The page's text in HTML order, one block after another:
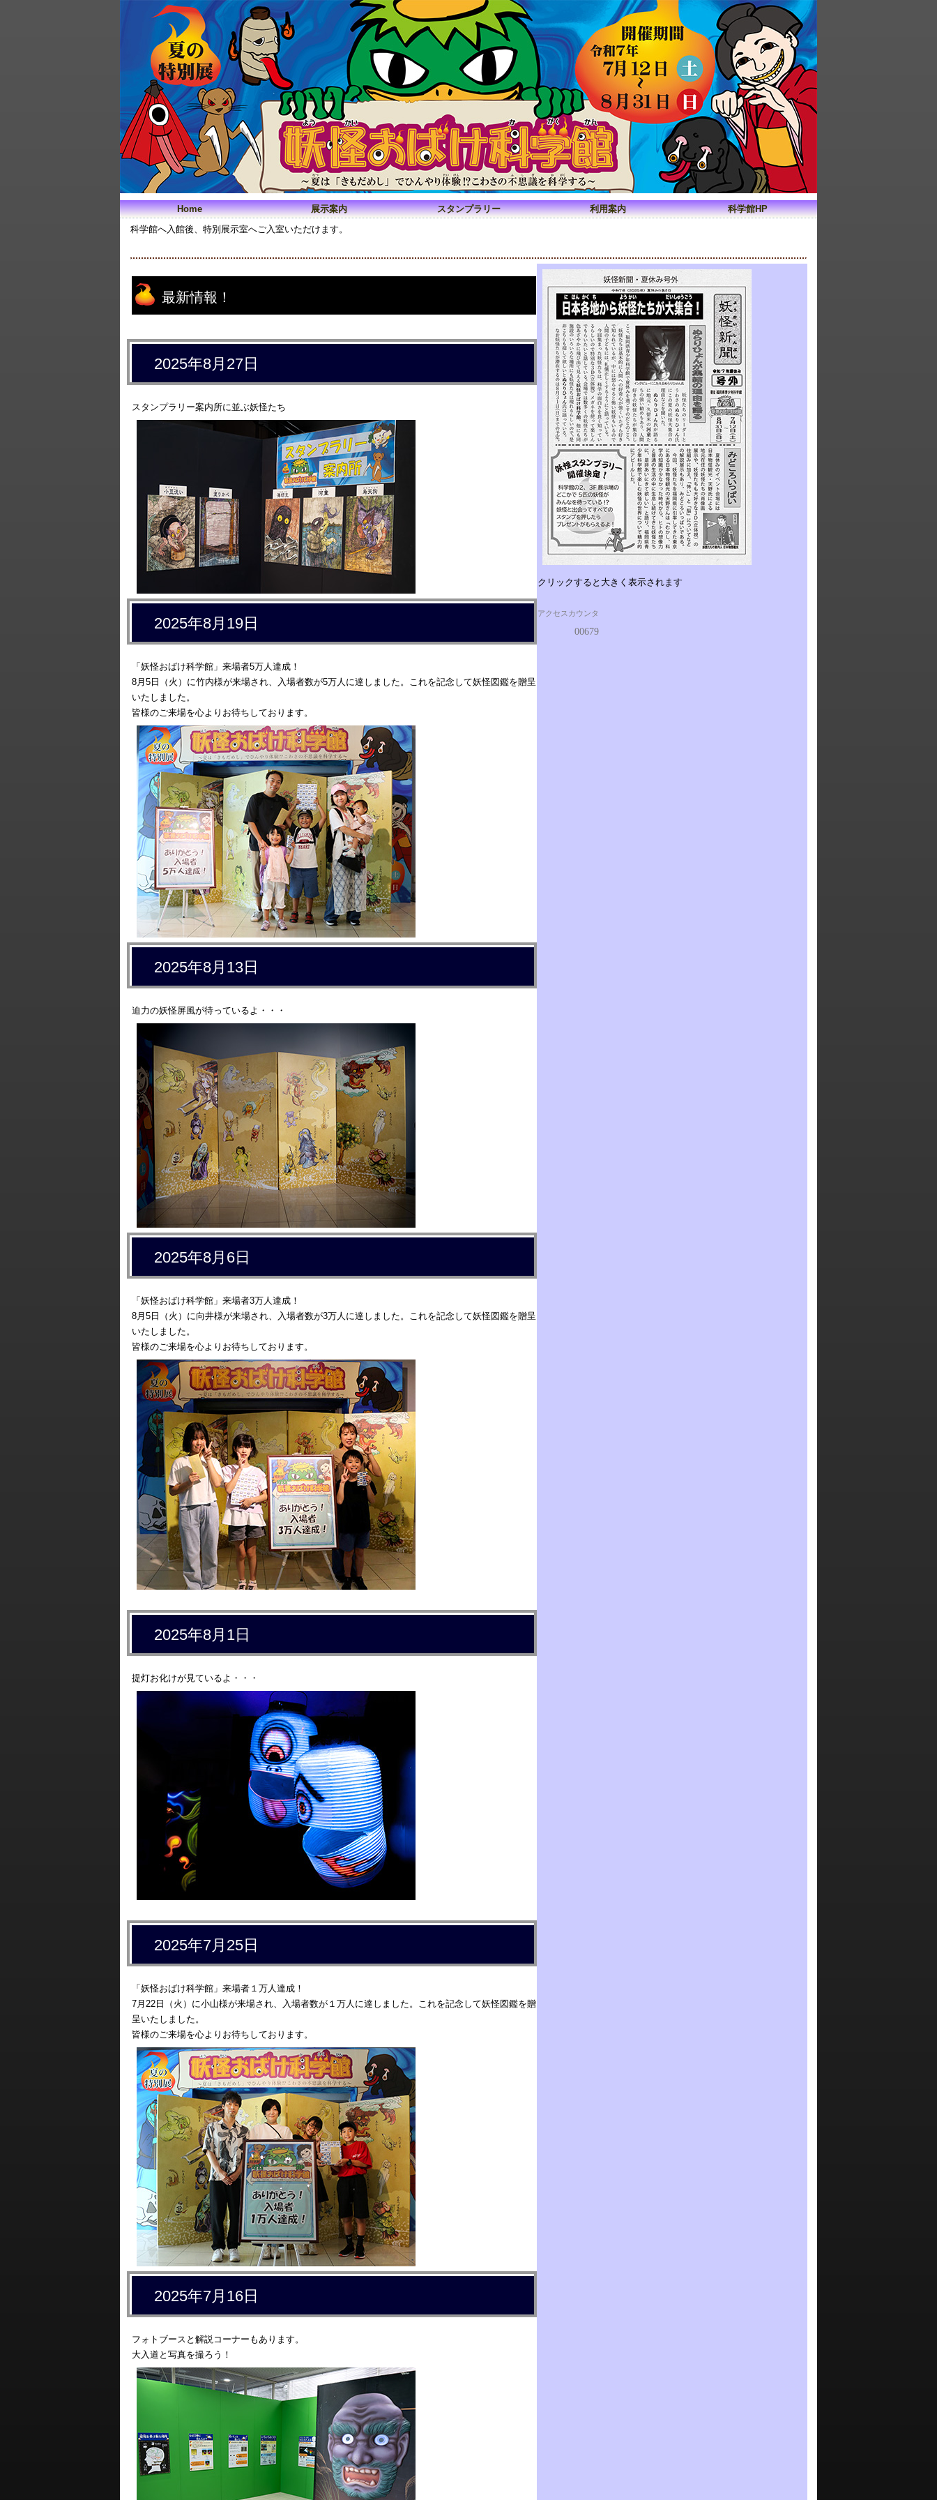
Home 展示案内 スタンプラリー 利用案内
科学館HP
科学館へ入館後、特別展示室へご入室いただけます。
最新情報！
クリックすると大きく表示されます
アクセスカウンタ
2025年8月27日
スタンプラリー案内所に並ぶ妖怪たち
2025年8月19日
「妖怪おばけ科学館」来場者5万人達成！
8月5日（火）に竹内様が来場され、入場者数が5万人に達しました。これを記念して妖怪図鑑を贈呈
いたしました。
皆様のご来場を心よりお待ちしております。
2025年8月13日
迫力の妖怪屏風が待っているよ・・・
2025年8月6日
「妖怪おばけ科学館」来場者3万人達成！
8月5日（火）に向井様が来場され、入場者数が3万人に達しました。これを記念して妖怪図鑑を贈呈
いたしました。
皆様のご来場を心よりお待ちしております。
2025年8月1日
提灯お化けが見ているよ・・・
2025年7月25日
「妖怪おばけ科学館」来場者１万人達成！
7月22日（火）に小山様が来場され、入場者数が１万人に達しました。これを記念して妖怪図鑑を贈
呈いたしました。
皆様のご来場を心よりお待ちしております。
2025年7月16日
フォトブースと解説コーナーもあります。
大入道と写真を撮ろう！